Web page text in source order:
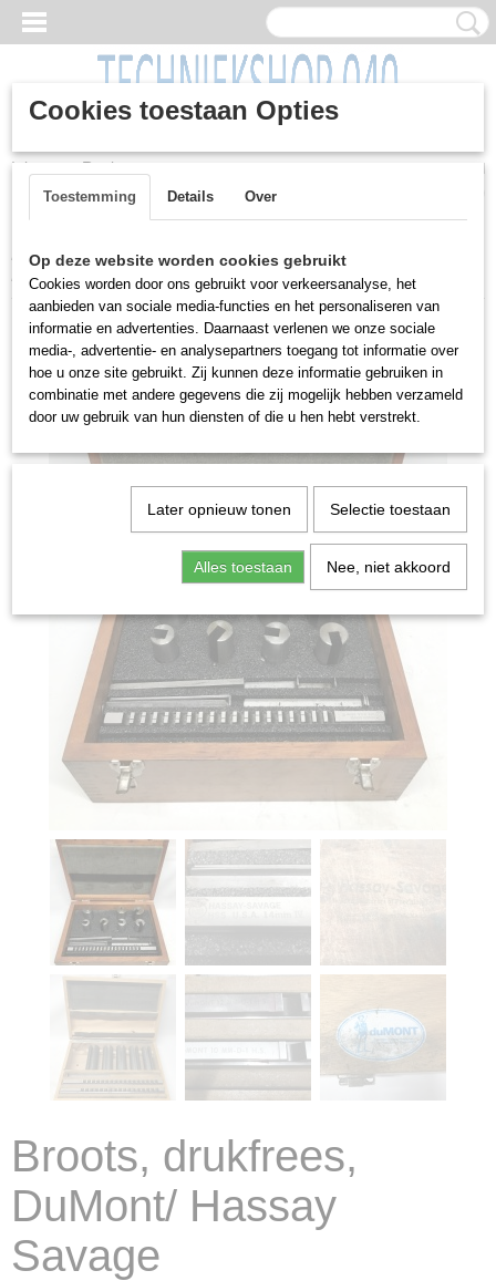
Inloggen Registreren
Home >Machines> Gereedschap>Frezen>Broots, drukfrees,
DuMont/ Hassay Savage
Broots, drukfrees,
DuMont/ Hassay
Savage
Cookies toestaan Opties
Toestemming Details Over
Op deze website worden cookies gebruikt
Cookies worden door ons gebruikt voor verkeersanalyse, het
aanbieden van sociale media-functies en het personaliseren van
informatie en advertenties. Daarnaast verlenen we onze sociale
media-, advertentie- en analysepartners toegang tot informatie over
hoe u onze site gebruikt. Zij kunnen deze informatie gebruiken in
combinatie met andere gegevens die zij mogelijk hebben verzameld
door uw gebruik van hun diensten of die u hen hebt verstrekt.
Later opnieuw tonen Selectie toestaan
Alles toestaan Nee, niet akkoord